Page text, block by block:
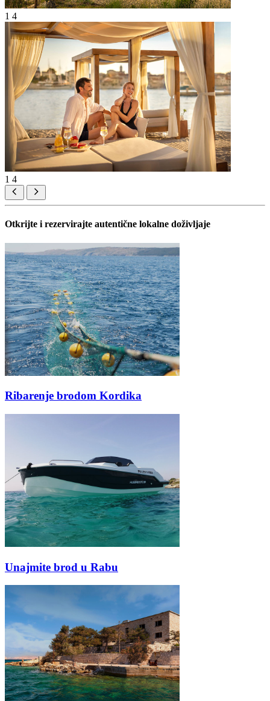
1 4
1 4
Otkrijte i rezervirajte autentične lokalne doživljaje
Ribarenje brodom Kordika
Unajmite brod u Rabu